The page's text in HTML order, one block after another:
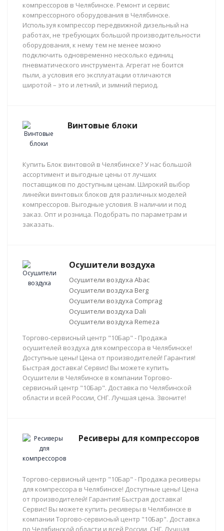
компрессоров в Челябинске. Ремонт и сервис
компрессорного оборудования в Челябинске.
Используя компрессор передвижной дизельный на
работах, не требующих большой производительности
оборудования, к нему тем не менее можно
подключить одновременно несколько единиц
пневматического инструмента. Агрегат не боится
пыли, а условия его эксплуатации отличаются
широтой – это и летний, и зимний период.
Винтовые блоки
Купить Блок винтовой в Челябинске? У нас большой
ассортимент и выгодные цены от лучших
поставщиков по доступным ценам. Широкий выбор
линейки винтовых блоков для различных моделей
компрессоров. Выгодные условия. В наличии и под
заказ. Опт и розница. Подобрать по параметрам и
заказать.
Осушители воздуха
Осушители воздуха Abac
Осушители воздуха Berg
Осушители воздуха Comprag
Осушители воздуха Dali
Осушители воздуха Remeza
Торгово-сервисный центр "10Бар" - Продажа
осушителей воздуха для компрессора в Челябинске!
Доступные цены! Цена от производителей! Гарантия!
Быстрая доставка! Сервис! Вы можете купить
Осушители в Челябинске в компании Торгово-
сервисный центр "10Бар". Доставка по Челябинской
области и всей России, СНГ. Лучшая цена. Звоните!
Ресиверы для компрессоров
Торгово-сервисный центр "10Бар" - Продажа ресиверы
для компрессора в Челябинске! Доступные цены! Цена
от производителей! Гарантия! Быстрая доставка!
Сервис! Вы можете купить ресиверы в Челябинске в
компании Торгово-сервисный центр "10Бар". Доставка
по Челябинской области и всей России, СНГ. Лучшая